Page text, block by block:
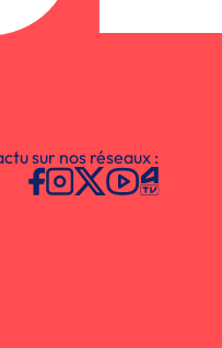
sur nos réseaux :